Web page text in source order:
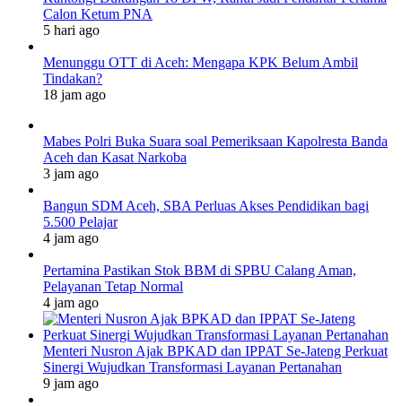
Calon Ketum PNA
5 hari ago
Menunggu OTT di Aceh: Mengapa KPK Belum Ambil
Tindakan?
18 jam ago
Mabes Polri Buka Suara soal Pemeriksaan Kapolresta Banda
Aceh dan Kasat Narkoba
3 jam ago
Bangun SDM Aceh, SBA Perluas Akses Pendidikan bagi
5.500 Pelajar
4 jam ago
Pertamina Pastikan Stok BBM di SPBU Calang Aman,
Pelayanan Tetap Normal
4 jam ago
Menteri Nusron Ajak BPKAD dan IPPAT Se-Jateng Perkuat
Sinergi Wujudkan Transformasi Layanan Pertanahan
9 jam ago